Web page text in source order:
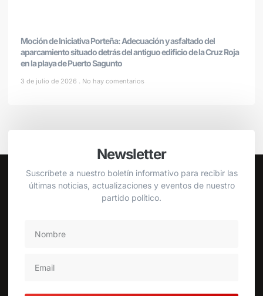
Moción de Iniciativa Porteña: Adecuación y asfaltado del
aparcamiento situado detrás del antiguo edificio de la Cruz Roja
en la playa de Puerto Sagunto
3 de julio de 2026 No hay comentarios
Newsletter
Suscríbete a nuestro boletín informativo para recibir las
últimas noticias, actualizaciones y eventos de nuestro
partido político.